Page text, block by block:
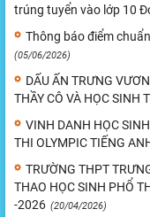
trúng tuyển vào lớp 10
Thông báo điểm
(05/06/2026)
DẤU ẤN TRƯNG
THẦY CÔ VÀ HỌC SINH
VINH DANH HỌC
THI OLYMPIC TIẾNG
TRƯỜNG THPT
THAO HỌC SINH PHỔ
-2026 (20/04/2026)